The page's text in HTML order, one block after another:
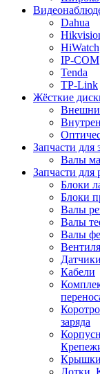
Dahua
HiWatch
IP-COM
Tenda
TP-Link
Жёсткие
Запчасти для
Валы
Запчасти для
Блоки
Блоки
Валы
Валы
Валы
Кабели
заряда
Лотки,